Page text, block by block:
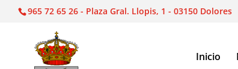
965 72 65 26 - Plaza Gral. Llopis, 1 - 03150 Dolores
Inicio